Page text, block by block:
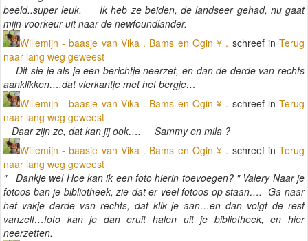
beeld..super leuk. Ik heb ze beiden, de landseer gehad, nu gaat
mijn voorkeur uit naar de newfoundlander.
Willemijn - baasje van Vika . Bams en Ogin ¥ . schreef inTerug
naar lang weg geweest
Dit sie je als je een berichtje neerzet, en dan de derde van rechts
aanklikken….dat vierkantje met het bergje…
Willemijn - baasje van Vika . Bams en Ogin ¥ . schreef inTerug
naar lang weg geweest
Daar zijn ze, dat kan jij ook…. Sammy en mila ?
Willemijn - baasje van Vika . Bams en Ogin ¥ . schreef inTerug
naar lang weg geweest
" Dankje wel Hoe kan ik een foto hierin toevoegen? " Valery Naar je
fotoos ban je bibliotheek, zie dat er veel fotoos op staan…. Ga naar
het vakje derde van rechts, dat klik je aan…en dan volgt de rest
vanzelf…foto kan je dan eruit halen uit je bibliotheek, en hier
neerzetten.